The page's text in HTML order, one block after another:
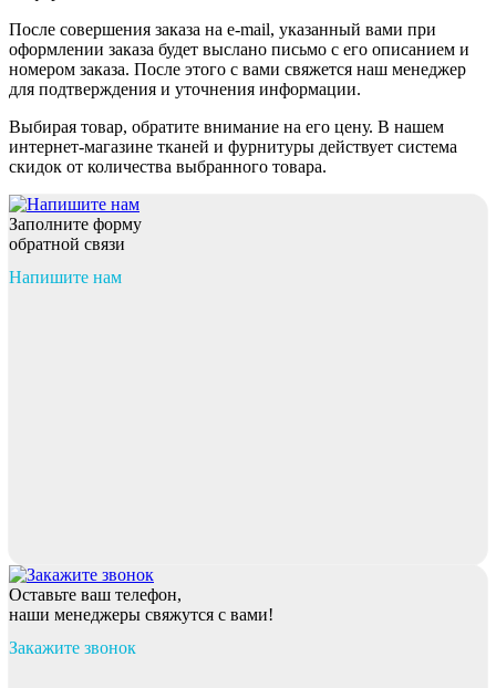
После совершения заказа на e-mail, указанный вами при
оформлении заказа будет выслано письмо с его описанием и
номером заказа. После этого с вами свяжется наш менеджер
для подтверждения и уточнения информации.
Выбирая товар, обратите внимание на его цену. В нашем
интернет-магазине тканей и фурнитуры действует система
скидок от количества выбранного товара.
Заполните форму
обратной связи
Напишите нам
Оставьте ваш телефон,
наши менеджеры свяжутся с вами!
Закажите звонок